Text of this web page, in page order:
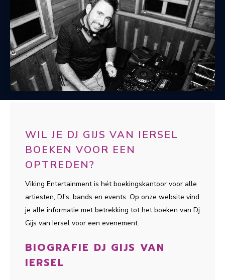
WIL JE DJ GIJS VAN IERSEL
BOEKEN VOOR EEN
OPTREDEN?
Viking Entertainment is hét boekingskantoor voor alle
artiesten, DJ's, bands en events. Op onze website vind
je alle informatie met betrekking tot het boeken van Dj
Gijs van Iersel voor een evenement.
BIOGRAFIE DJ GIJS VAN
IERSEL